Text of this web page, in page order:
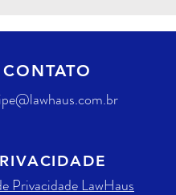
CONTATO
Privacidade LawHaus